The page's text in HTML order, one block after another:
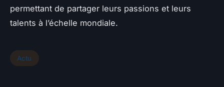
permettant de partager leurs passions et leurs
talents à l’échelle mondiale.
Actu